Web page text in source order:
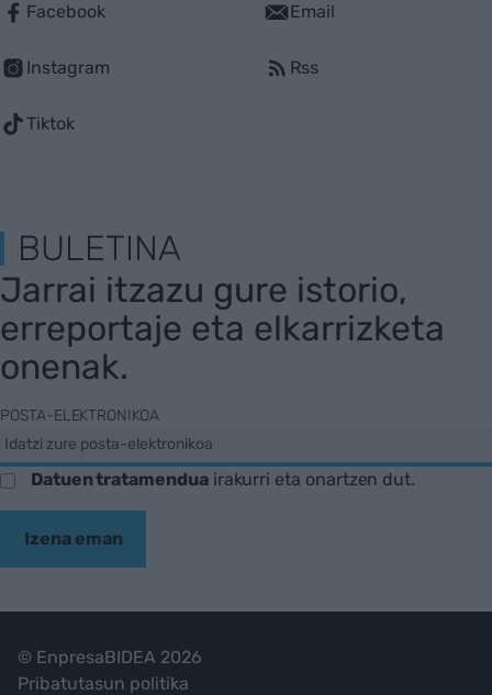
Facebook
Instagram
Tiktok
Email
Rss
BULETINA
Jarrai itzazu gure istorio,
erreportaje eta elkarrizketa
onenak.
POSTA-ELEKTRONIKOA
Datuen tratamenduairakurri eta onartzen dut.
Izena eman
© EnpresaBIDEA 2026
Pribatutasun politika